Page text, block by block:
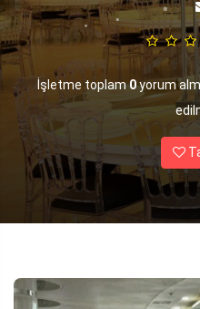
İşletme toplam0yorum